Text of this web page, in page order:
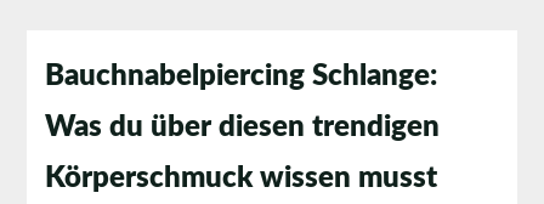
Bauchnabelpiercing Schlange:
Was du über diesen trendigen
Körperschmuck wissen musst